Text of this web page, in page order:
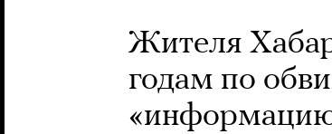
Жителя
годам по